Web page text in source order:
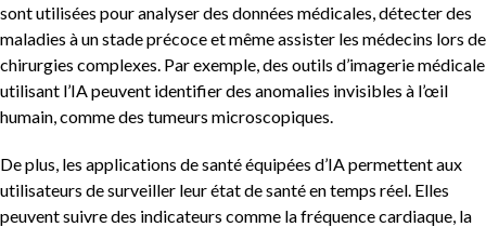
sont utilisées pour analyser des données médicales, détecter des
maladies à un stade précoce et même assister les médecins lors de
chirurgies complexes. Par exemple, des outils d’imagerie médicale
utilisant l’IA peuvent identifier des anomalies invisibles à l’œil
humain, comme des tumeurs microscopiques.
De plus, les applications de santé équipées d’IA permettent aux
utilisateurs de surveiller leur état de santé en temps réel. Elles
peuvent suivre des indicateurs comme la fréquence cardiaque, la